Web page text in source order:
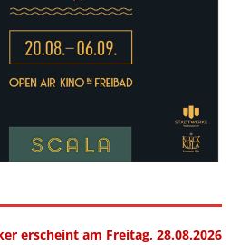
erscheint am Freitag, 28.08.2026